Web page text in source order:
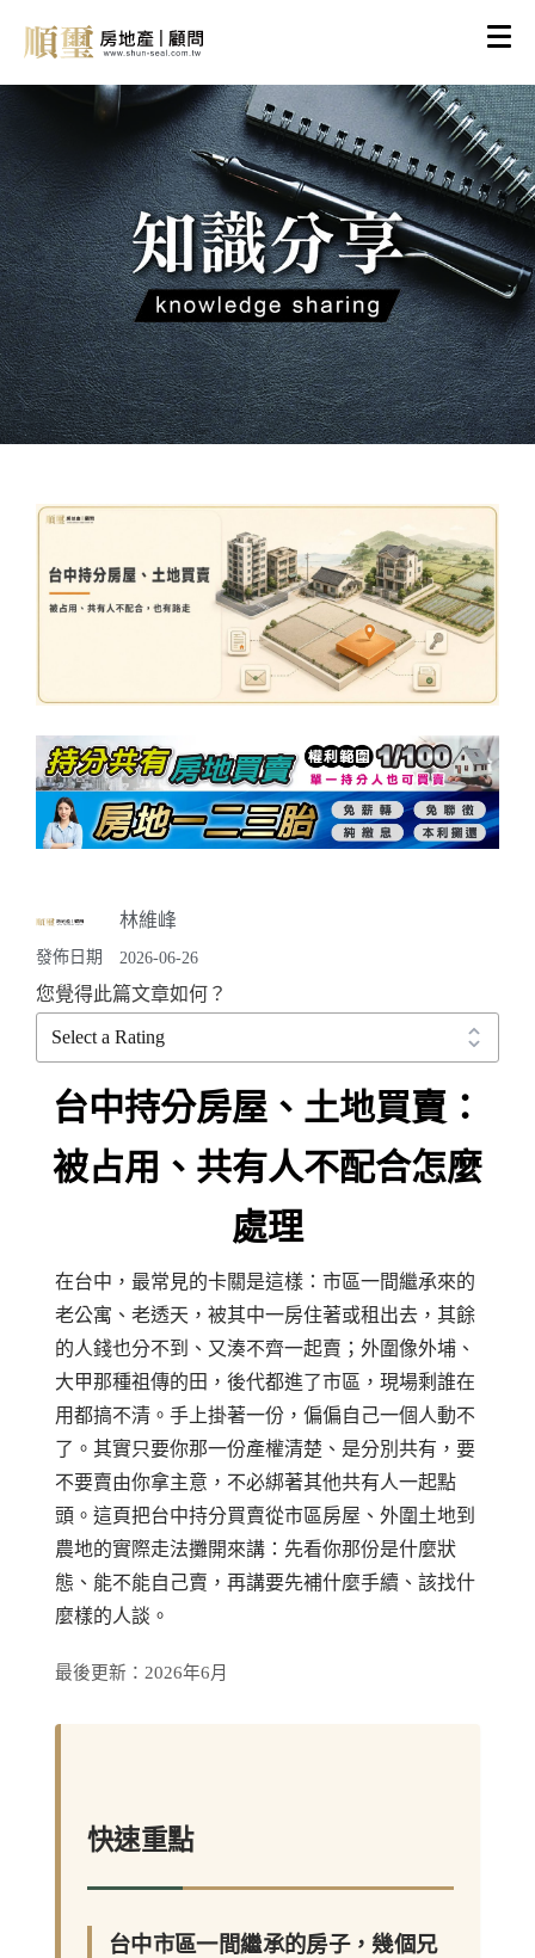
林維峰
發佈日期 2026-06-26
您覺得此篇文章如何？
台中持分房屋、土地買賣：
被占用、共有人不配合怎麼
處理
在台中，最常見的卡關是這樣：市區一間繼承來的
老公寓、老透天，被其中一房住著或租出去，其餘
的人錢也分不到、又湊不齊一起賣；外圍像外埔、
大甲那種祖傳的田，後代都進了市區，現場剩誰在
用都搞不清。手上掛著一份，偏偏自己一個人動不
了。其實只要你那一份產權清楚、是分別共有，要
不要賣由你拿主意，不必綁著其他共有人一起點
頭。這頁把台中持分買賣從市區房屋、外圍土地到
農地的實際走法攤開來講：先看你那份是什麼狀
態、能不能自己賣，再講要先補什麼手續、該找什
麼樣的人談。
最後更新：2026年6月
快速重點
台中市區一間繼承的房子，幾個兄